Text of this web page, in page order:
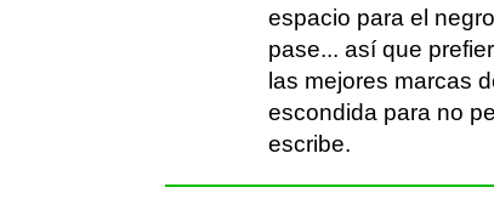
espacio para el
pase... así que
las mejores marcas
escondida para no
escribe.